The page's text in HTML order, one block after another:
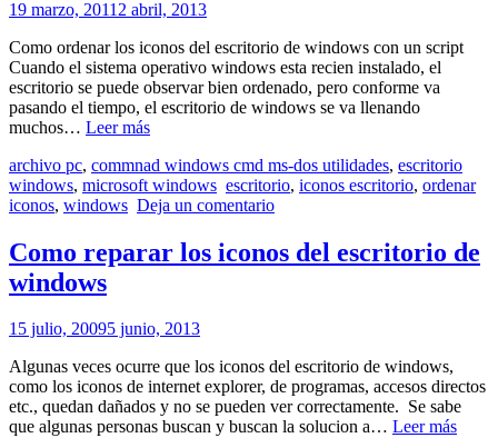
19 marzo, 2011 2 abril, 2013
Como ordenar los iconos del escritorio de windows con un script
Cuando el sistema operativo windows esta recien instalado, el
escritorio se puede observar bien ordenado, pero conforme va
pasando el tiempo, el escritorio de windows se va llenando
muchos… Leer másComo
los
iconos
del
de
windows
un
archivo pc, commnad windows cmd ms-dos utilidades, escritorio
windows, microsoft windows escritorio, iconos escritorio, ordenar
iconos, windows Deja un comentario
Como reparar los iconos del escritorio de
windows
15 julio, 20095 junio, 2013
Algunas veces ocurre que los iconos del escritorio de windows,
como los iconos de internet explorer, de programas, accesos directos
etc., quedan dañados y no se pueden ver correctamente. Se sabe
que algunas personas buscan y buscan la solucion a… Leer másComo